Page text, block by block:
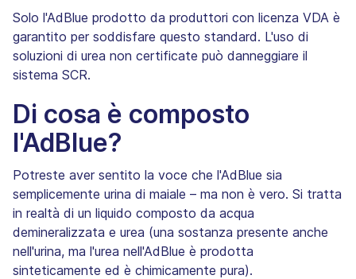
Solo l'AdBlue prodotto da produttori con licenza VDA è
garantito per soddisfare questo standard. L'uso di
soluzioni di urea non certificate può danneggiare il
sistema SCR.
Di cosa è composto
l'AdBlue?
Potreste aver sentito la voce che l'AdBlue sia
semplicemente urina di maiale – ma non è vero. Si tratta
in realtà di un liquido composto da acqua
demineralizzata e urea (una sostanza presente anche
nell'urina, ma l'urea nell'AdBlue è prodotta
sinteticamente ed è chimicamente pura).